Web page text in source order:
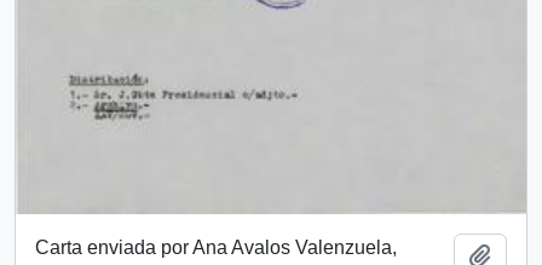
Carta enviada por Ana Avalos Valenzuela,